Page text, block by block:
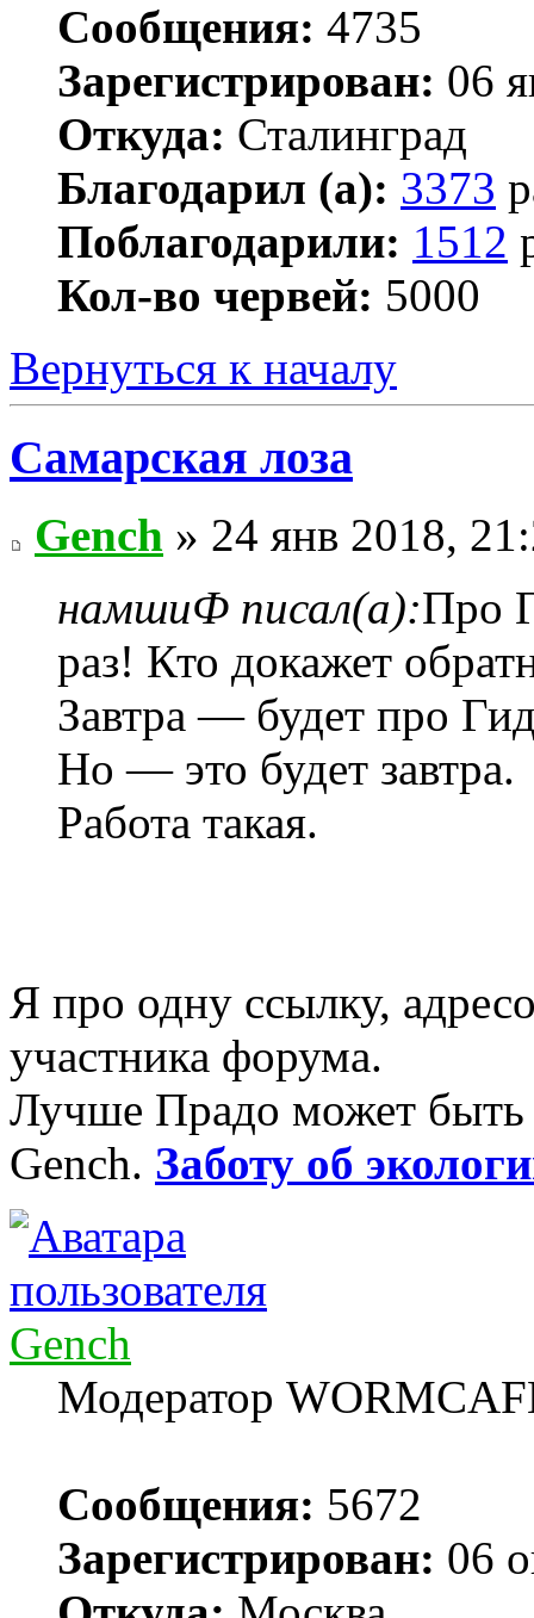
Сообщения: 4735
Зарегистрирован: 06
Откуда: Сталинград
Благодарил (а): 3373
Поблагодарили: 1512
Кол-во червей: 5000
Вернуться к началу
Самарская лоза
Gench » 24 янв 2018,
намшиФ писал(а):Про
раз! Кто докажет
Завтра — будет про
Но — это будет завтра.
Работа такая.
Я про одну ссылку,
участника форума.
Лучше Прадо может
Gench. Заботу об
Gench
Модератор
Сообщения: 5672
Зарегистрирован: 06